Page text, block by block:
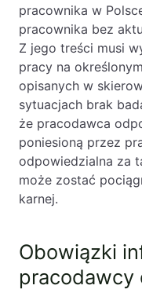
pracownika w
pracownika bez
Z jego treści musi
pracy na
opisanych w
sytuacjach brak
że pracodawca
poniesioną przez
odpowiedzialna za
może zostać
karnej.
Obowiązki
pracodawcy